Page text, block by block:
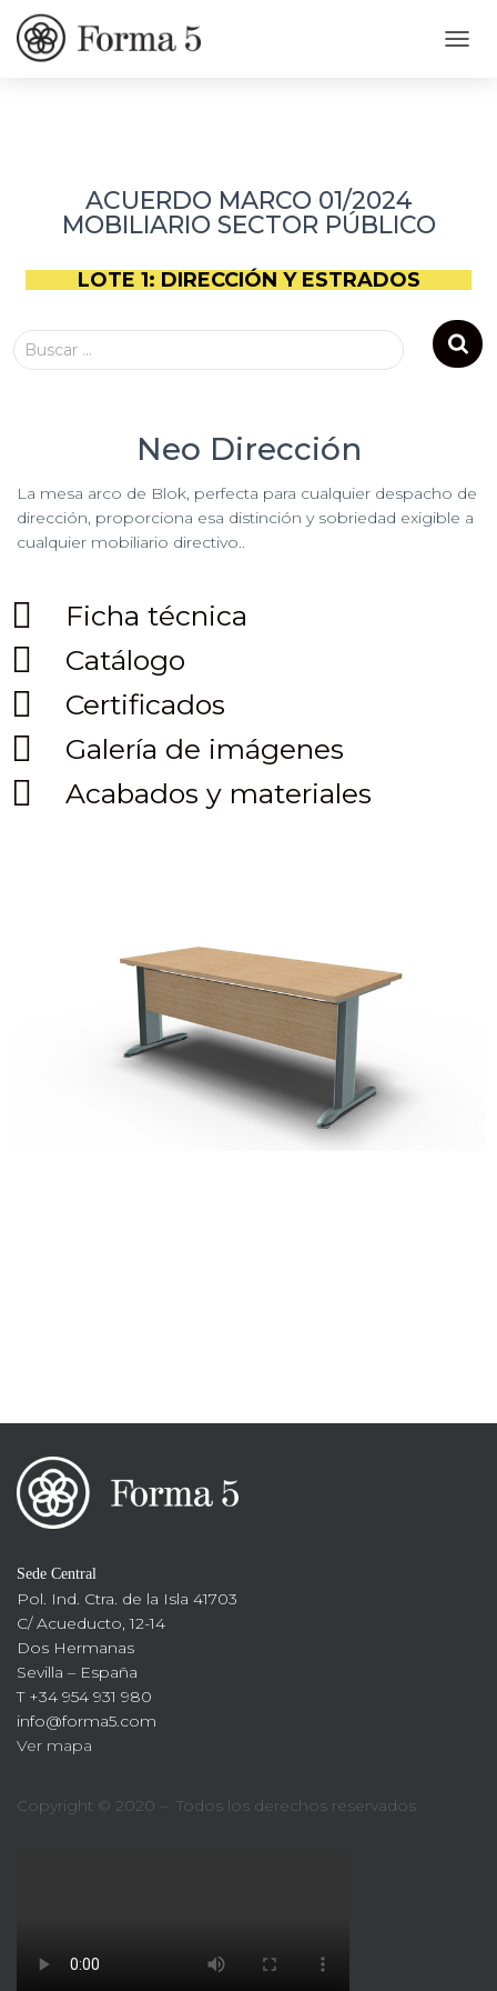
ACUERDO MARCO 01/2024
MOBILIARIO SECTOR PÚBLICO
LOTE 1: DIRECCIÓN Y ESTRADOS
Buscar …
Neo Dirección
La mesa arco de Blok, perfecta para cualquier despacho de
dirección, proporciona esa distinción y sobriedad exigible a
cualquier mobiliario directivo..
Ficha técnica
Catálogo
Certificados
Galería de imágenes
Acabados y materiales
Sede Central
Pol. Ind. Ctra. de la Isla 41703
C/ Acueducto, 12-14
Dos Hermanas
Sevilla – España
T +34 954 931 980
info@forma5.com
Ver mapa
Copyright © 2020 – Todos los derechos reservados